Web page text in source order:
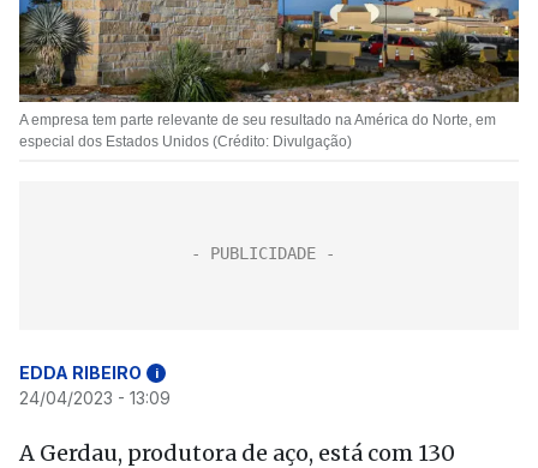
A empresa tem parte relevante de seu resultado na América do Norte, em
especial dos Estados Unidos (Crédito: Divulgação)
EDDA RIBEIRO i
24/04/2023 - 13:09
A Gerdau, produtora de aço, está com 130